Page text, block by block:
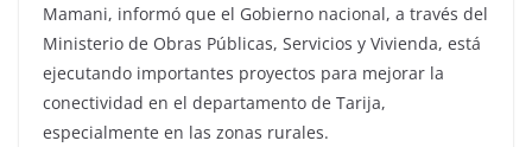
Mamani, informó que el Gobierno nacional, a través del
Ministerio de Obras Públicas, Servicios y Vivienda, está
ejecutando importantes proyectos para mejorar la
conectividad en el departamento de Tarija,
especialmente en las zonas rurales.